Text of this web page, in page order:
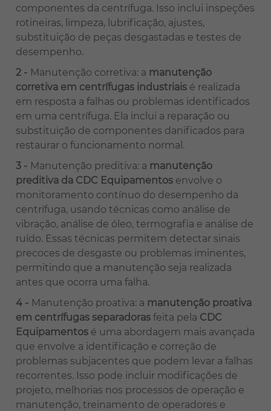
componentes da centrífuga. Isso inclui inspeções
rotineiras, limpeza, lubrificação, ajustes,
substituição de peças desgastadas e testes de
desempenho.
Manutenção corretiva: a manutenção
corretiva em centrífugas industriais é realizada
em resposta a falhas ou problemas identificados
em uma centrífuga. Ela inclui a reparação ou
substituição de componentes danificados para
restaurar o funcionamento normal.
Manutenção preditiva: a manutenção
preditiva da CDC Equipamentos envolve o
monitoramento contínuo do desempenho da
centrífuga, usando técnicas como análise de
vibração, análise de óleo, termografia e análise de
ruído. Essas técnicas permitem detectar sinais
precoces de desgaste ou problemas iminentes,
permitindo que a manutenção seja realizada
antes que ocorra uma falha.
Manutenção proativa: a manutenção proativa
em centrífugas separadoras feita pela CDC
Equipamentos é uma abordagem mais avançada
que envolve a identificação e correção de
problemas subjacentes que podem levar a falhas
recorrentes. Isso pode incluir modificações de
projeto, melhorias nos processos de operação e
manutenção, treinamento de operadores e